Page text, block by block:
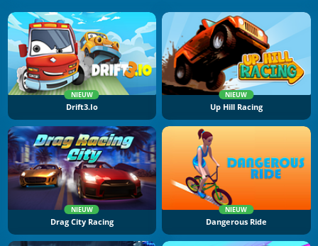
NIEUW
Drift3.io
NIEUW
Up Hill Racing
NIEUW
Drag City Racing
NIEUW
Dangerous Ride